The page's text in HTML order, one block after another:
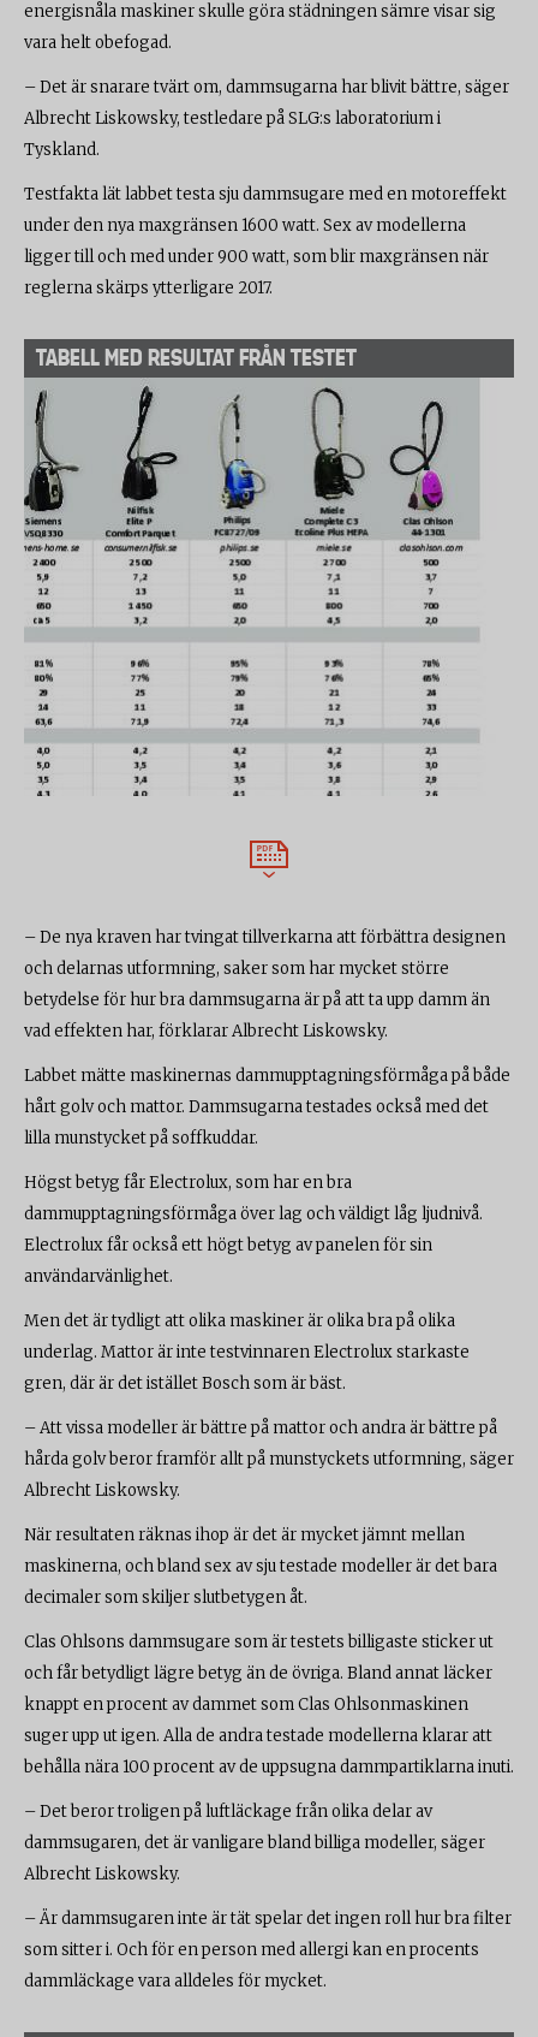
energisnåla maskiner skulle göra städningen sämre visar sig
vara helt obefogad.
– Det är snarare tvärt om, dammsugarna har blivit bättre, säger
Albrecht Liskowsky, testledare på SLG:s laboratorium i
Tyskland.
Testfakta lät labbet testa sju dammsugare med en motoreffekt
under den nya maxgränsen 1600 watt. Sex av modellerna
ligger till och med under 900 watt, som blir maxgränsen när
reglerna skärps ytterligare 2017.
TABELL MED RESULTAT FRÅN TESTET
– De nya kraven har tvingat tillverkarna att förbättra designen
och delarnas utformning, saker som har mycket större
betydelse för hur bra dammsugarna är på att ta upp damm än
vad effekten har, förklarar Albrecht Liskowsky.
Labbet mätte maskinernas dammupptagningsförmåga på både
hårt golv och mattor. Dammsugarna testades också med det
lilla munstycket på soffkuddar.
Högst betyg får Electrolux, som har en bra
dammupptagningsförmåga över lag och väldigt låg ljudnivå.
Electrolux får också ett högt betyg av panelen för sin
användarvänlighet.
Men det är tydligt att olika maskiner är olika bra på olika
underlag. Mattor är inte testvinnaren Electrolux starkaste
gren, där är det istället Bosch som är bäst.
– Att vissa modeller är bättre på mattor och andra är bättre på
hårda golv beror framför allt på munstyckets utformning, säger
Albrecht Liskowsky.
När resultaten räknas ihop är det är mycket jämnt mellan
maskinerna, och bland sex av sju testade modeller är det bara
decimaler som skiljer slutbetygen åt.
Clas Ohlsons dammsugare som är testets billigaste sticker ut
och får betydligt lägre betyg än de övriga. Bland annat läcker
knappt en procent av dammet som Clas Ohlsonmaskinen
suger upp ut igen. Alla de andra testade modellerna klarar att
behålla nära 100 procent av de uppsugna dammpartiklarna inuti.
– Det beror troligen på luftläckage från olika delar av
dammsugaren, det är vanligare bland billiga modeller, säger
Albrecht Liskowsky.
– Är dammsugaren inte är tät spelar det ingen roll hur bra filter
som sitter i. Och för en person med allergi kan en procents
dammläckage vara alldeles för mycket.